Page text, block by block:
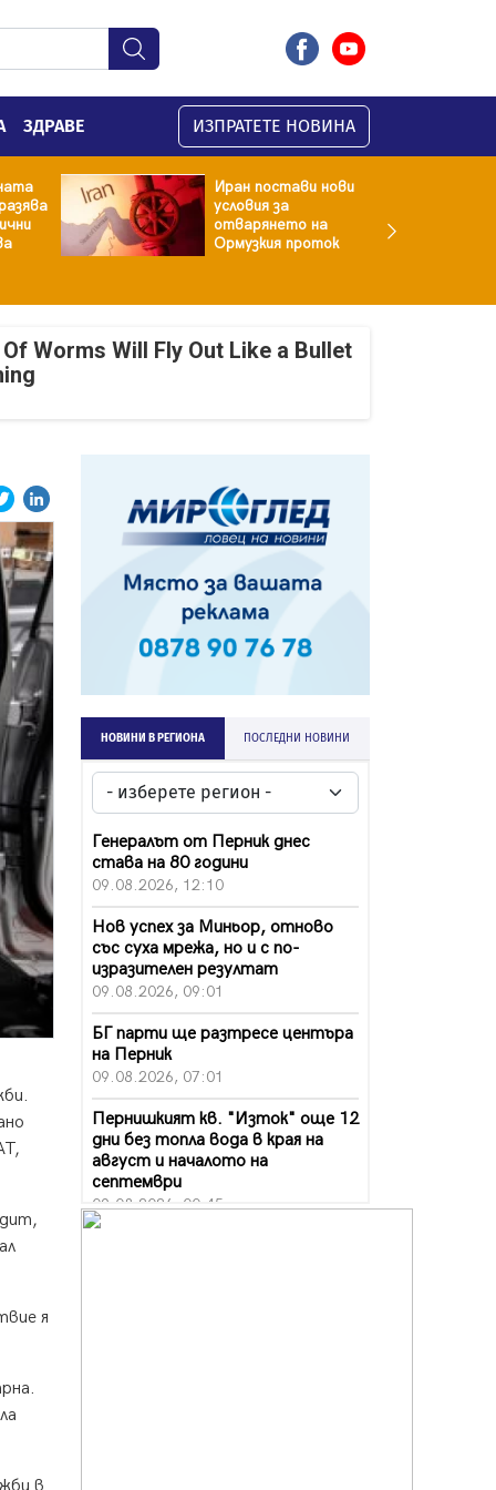
ЗДРАВЕ ИЗПРАТЕТЕ НОВИНА
Иран постави нови
условия за
отварянето на
Ормузкия проток
Worms Will Fly Out Like a Bullet
я
НОВИНИ В РЕГИОНА ПОСЛЕДНИ НОВИНИ
Генералът от Перник днес
става на 80 години
09.08.2026, 12:10
Нов успех за Миньор, отново
със суха мрежа, но и с по-
изразителен резултат
09.08.2026, 09:01
БГ парти ще разтресе центъра
на Перник
09.08.2026, 07:01
Пернишкият кв. "Изток" още 12
дни без топла вода в края на
август и началото на
септември
09.08.2026, 00:45